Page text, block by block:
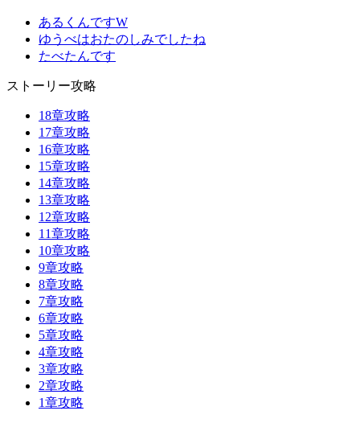
あるくんですW
ゆうべはおたのしみでしたね
たべたんです
ストーリー攻略
18章攻略
17章攻略
16章攻略
15章攻略
14章攻略
13章攻略
12章攻略
11章攻略
10章攻略
9章攻略
8章攻略
7章攻略
6章攻略
5章攻略
4章攻略
3章攻略
2章攻略
1章攻略